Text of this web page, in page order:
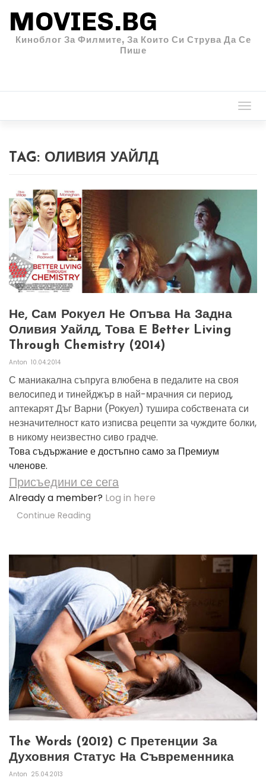
MOVIES.BG
Киноблог За Филмите, За Които Си Струва Да Се
Пише
TAG: ОЛИВИЯ УАЙЛД
Не, Сам Рокуел Не Опъва На Задна
Оливия Уайлд, Това Е Better Living
Through Chemistry (2014)
Anton 10.04.2014
С маниакална съпруга влюбена в педалите на своя
велосипед и тинейджър в най-мрачния си период,
аптекарят Дъг Варни (Рокуел) тушира собствената си
незначителност като изписва рецепти за чуждите болки,
в никому неизвестно сиво градче.
Това съдържание е достъпно само за Премиум
членове.
Присъедини се сега
Already a member? Log in here
Continue Reading
The Words (2012) С Претенции За
Духовния Статус На Съвременника
Anton 25.04.2013